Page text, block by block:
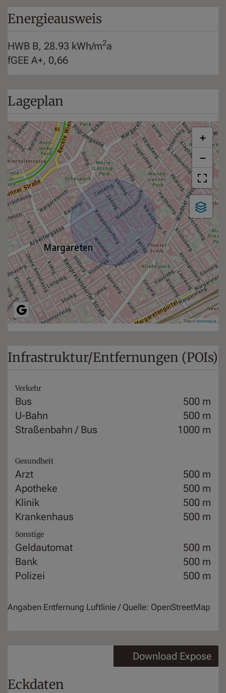
Energieausweis
HWB B, 28.93 kWh/m2a
fGEE A+, 0,66
Lageplan
+
−
Tiles ©basemap.at
Infrastruktur/Entfernungen (POIs)
Verkehr
Bus
500 m
U-Bahn
500 m
Straßenbahn / Bus
1000 m
Gesundheit
Arzt
500 m
Apotheke
500 m
Klinik
500 m
Krankenhaus
500 m
Sonstige
Geldautomat
500 m
Bank
500 m
Polizei
500 m
Angaben Entfernung Luftlinie / Quelle: OpenStreetMap
Download Expose
Eckdaten